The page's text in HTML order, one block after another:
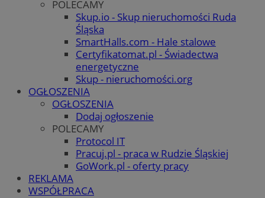
POLECAMY
Skup.io - Skup nieruchomości Ruda
Śląska
SmartHalls.com - Hale stalowe
Certyfikatomat.pl - Świadectwa
energetyczne
Skup - nieruchomości.org
OGŁOSZENIA
OGŁOSZENIA
Dodaj ogłoszenie
POLECAMY
Protocol IT
Pracuj.pl - praca w Rudzie Śląskiej
GoWork.pl - oferty pracy
REKLAMA
WSPÓŁPRACA